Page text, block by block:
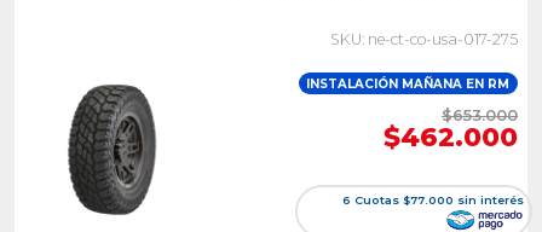
SKU: ne-ct-co-usa-017-275
INSTALACIÓN MAÑANA EN RM
$653.000
$462.000
6 Cuotas $77.000 sin interés